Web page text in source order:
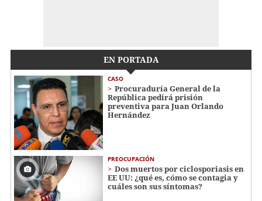
EN PORTADA
CASO
Procuraduría General de la
República pedirá prisión
preventiva para Juan Orlando
Hernández
PREOCUPACIÓN
Dos muertos por ciclosporiasis en
EE UU: ¿qué es, cómo se contagia y
cuáles son sus síntomas?